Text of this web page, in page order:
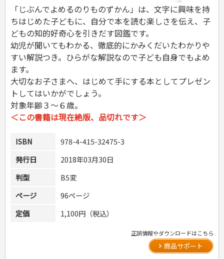
危険物取扱者
消防設備士
登録販売者
その他資格試験
「じぶんでよめるのりものずかん」は、文字に興味を持
ちはじめた子どもに、自分で本を読む楽しさを伝え、子
どもの知的好奇心を引きだす図鑑です。
幼児が聞いてもわかる、徹底的にかみくだいたわかりや
すい解説つき。ひらがな解説なので子ども自身でもよめ
ます。
大切なお子さまへ、はじめて手にする本としてプレゼン
トしてはいかがでしょう。
対象年齢３～６歳。
＜この書籍は現在絶版、品切れです＞
ISBN
978-4-415-32475-3
発行日
2018年03月30日
判型
B5変
ページ
96ページ
定価
1,100円（税込）
正誤情報やダウンロードはこちら
商品サポート